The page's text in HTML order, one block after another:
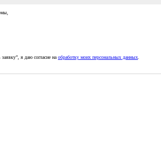
я даю согласие на обработку моих персональных данных